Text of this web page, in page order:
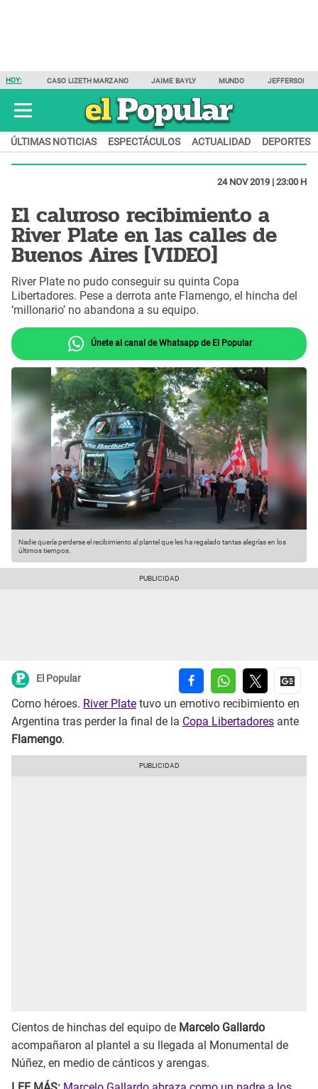
HOY: CASO LIZETH MARZANO JAIME BAYLY MUNDO JEFFERSON
ÚLTIMAS NOTICIAS ESPECTÁCULOS ACTUALIDAD DEPORTES
24 NOV 2019 | 23:00 H
El caluroso recibimiento a
River Plate en las calles de
Buenos Aires [VIDEO]
River Plate no pudo conseguir su quinta Copa
Libertadores. Pese a derrota ante Flamengo, el hincha del
‘millonario’ no abandona a su equipo.
Únete al canal de Whatsapp de El Popular
Nadie quería perderse el recibimiento al plantel que les ha regalado tantas alegrías en los
últimos tiempos.
El Popular
Como héroes. River Plate tuvo un emotivo recibimiento en
Argentina tras perder la final de la Copa Libertadores ante
Flamengo.
Cientos de hinchas del equipo de Marcelo Gallardo
acompañaron al plantel a su llegada al Monumental de
Núñez, en medio de cánticos y arengas.